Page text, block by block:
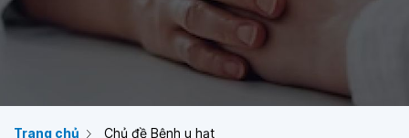
Trang chủ Chủ đề Bệnh u hạt